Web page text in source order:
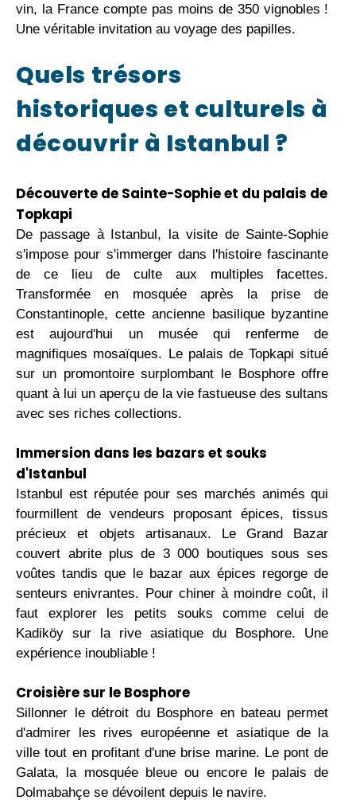
vin, la France compte pas moins de 350 vignobles !
Une véritable invitation au voyage des papilles.
Quels trésors
historiques et culturels à
découvrir à Istanbul ?
Découverte de Sainte-Sophie et du palais de
Topkapi
De passage à Istanbul, la visite de Sainte-Sophie
s'impose pour s'immerger dans l'histoire fascinante
de ce lieu de culte aux multiples facettes.
Transformée en mosquée après la prise de
Constantinople, cette ancienne basilique byzantine
est aujourd'hui un musée qui renferme de
magnifiques mosaïques. Le palais de Topkapi situé
sur un promontoire surplombant le Bosphore offre
quant à lui un aperçu de la vie fastueuse des sultans
avec ses riches collections.
Immersion dans les bazars et souks
d'Istanbul
Istanbul est réputée pour ses marchés animés qui
fourmillent de vendeurs proposant épices, tissus
précieux et objets artisanaux. Le Grand Bazar
couvert abrite plus de 3 000 boutiques sous ses
voûtes tandis que le bazar aux épices regorge de
senteurs enivrantes. Pour chiner à moindre coût, il
faut explorer les petits souks comme celui de
Kadiköy sur la rive asiatique du Bosphore. Une
expérience inoubliable !
Croisière sur le Bosphore
Sillonner le détroit du Bosphore en bateau permet
d'admirer les rives européenne et asiatique de la
ville tout en profitant d'une brise marine. Le pont de
Galata, la mosquée bleue ou encore le palais de
Dolmabahçe se dévoilent depuis le navire.